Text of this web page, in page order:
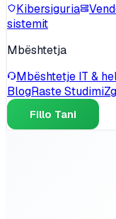
Kibersiguria
sistemit
Mbështetja
Mbështetje IT &
BlogRaste Studimi
Fillo Tani